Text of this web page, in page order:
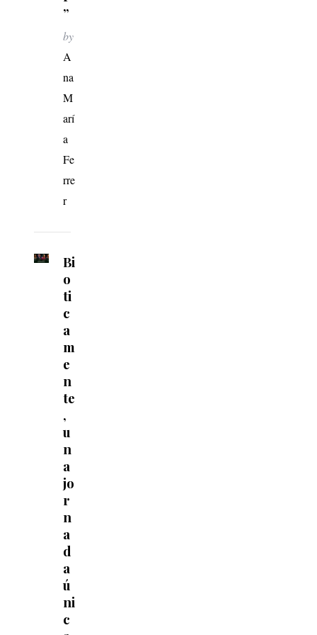
”
by
A
na
M
arí
a
Fe
rre
r
Bi
o
ti
c
a
m
e
n
te
,
u
n
a
jo
r
n
a
d
a
ú
ni
c